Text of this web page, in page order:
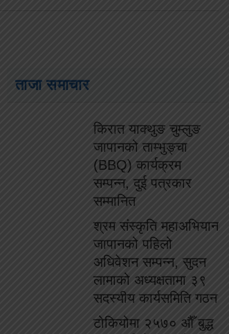
ताजा समाचार
किरात याक्थुङ चुम्लुङ
जापानको ताम्भुङ्चा
(BBQ) कार्यक्रम
सम्पन्न, दुई पत्रकार
सम्मानित
श्रम संस्कृति महाअभियान
जापानको पहिलो
अधिवेशन सम्पन्न, सुदन
लामाको अध्यक्षतामा ३९
सदस्यीय कार्यसमिति गठन
टोकियोमा २५७० औँ बुद्ध